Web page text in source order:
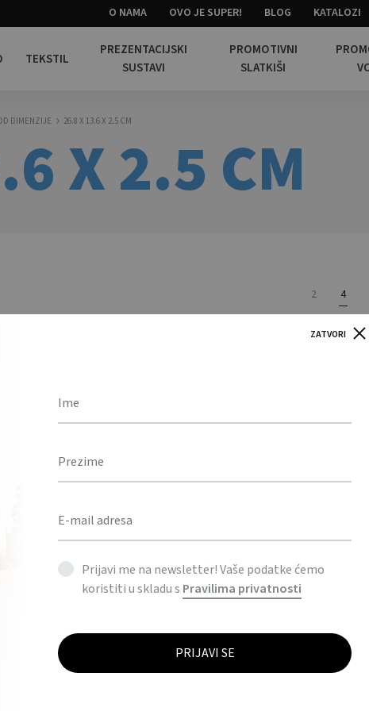
O NAMA OVO JE SUPER! BLOG KATALOZI
TEKSTIL
PREZENTACIJSKI
SUSTAVI
PROMOTIVNI
SLATKIŠI
X 2.5 CM
DIMENZIJE 26.8 X 13.6 X 2.5 CM
2 4
ZATVORI
Prijavi me na newsletter! Vaše podatke ćemo
koristiti u skladu s Pravilima privatnosti